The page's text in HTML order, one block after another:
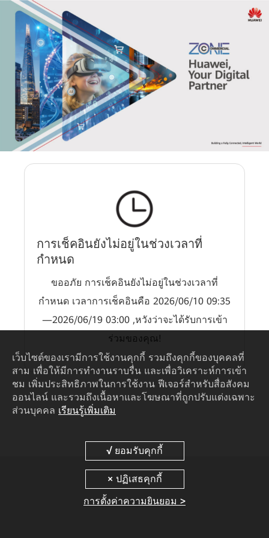
การเช็คอินยังไม่อยู่ในช่วงเวลาที่
กำหนด
ขออภัย การเช็คอินยังไม่อยู่ในช่วงเวลาที่
กำหนด เวลาการเช็คอินคือ 2026/06/10 09:35
—2026/06/19 03:00 ,หวังว่าจะได้รับการเข้า
ร่วมของคุณ!
เว็บไซต์ของเรามีการใช้งานคุกกี้ รวมถึงคุกกี้ของบุคคลที่
สาม เพื่อให้มีการทำงานราบรื่น และเพื่อวิเคราะห์การเข้า
ชม เพิ่มประสิทธิภาพในการใช้งาน ฟีเจอร์สำหรับสื่อสังคม
ออนไลน์ และรวมถึงเนื้อหาและโฆษณาที่ถูกปรับแต่งเฉพาะ
ส่วนบุคคล เรียนรู้เพิ่มเติม
การตั้งค่าความยินยอม >